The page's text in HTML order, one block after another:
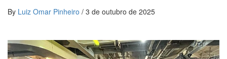
By Luiz Omar Pinheiro / 3 de outubro de 2025